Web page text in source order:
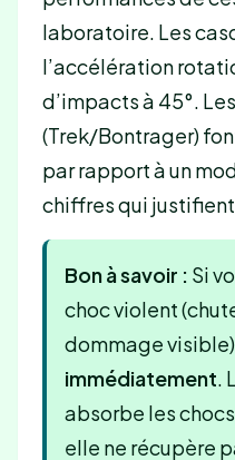
laboratoire. Les
l’accélération
d’impacts à 45°.
(Trek/Bontrager)
par rapport à un
chiffres qui
Bon à savoir : Si
choc violent
dommage
immédiatement.
absorbe les
elle ne récupère